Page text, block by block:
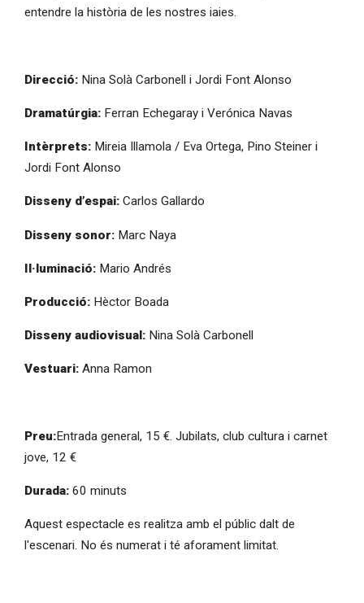
entendre la història de les nostres iaies.
Direcció: Nina Solà Carbonell i Jordi Font Alonso
Dramatúrgia: Ferran Echegaray i Verónica Navas
Intèrprets:Mireia Illamola / Eva Ortega, Pino Steiner i
Jordi Font Alonso
Disseny d’espai: Carlos Gallardo
Disseny sonor: Marc Naya
Il·luminació: Mario Andrés
Producció:Hèctor Boada
Disseny audiovisual:Nina Solà Carbonell
Vestuari: Anna Ramon
Preu:Entrada general, 15 €. Jubilats, club cultura i carnet
jove, 12 €
Durada:60 minuts
Aquest espectacle es realitza amb el públic dalt de
l'escenari. No és numerat i té aforament limitat.